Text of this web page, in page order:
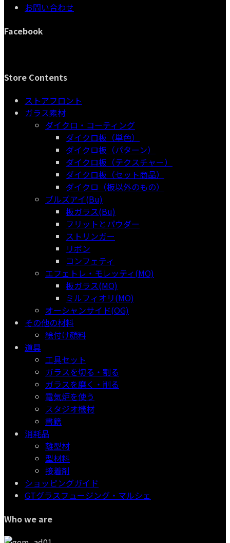
品
お問い合わせ
Facebook
Store Contents
ストアフロント
ガラス素材
ダイクロ・コーティング
ダイクロ板（単色）
ダイクロ板（パターン）
ダイクロ板（テクスチャー）
ダイクロ板（セット商品）
ダイクロ（板以外のもの）
ブルズアイ(Bu)
板ガラス(Bu)
フリットとパウダー
ストリンガー
リボン
コンフェティ
エフェトレ・モレッティ(MO)
板ガラス(MO)
ミルフィオリ(MO)
オーシャンサイド(OG)
その他の材料
絵付け顔料
道具
工具セット
ガラスを切る・割る
ガラスを磨く・削る
電気炉を使う
スタジオ機材
書籍
消耗品
離型材
型材料
接着剤
ショッピングガイド
GTグラスフュージング・マルシェ
Who we are